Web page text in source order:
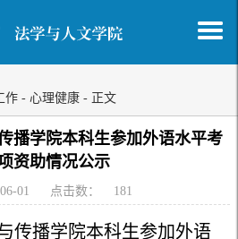
作 - 心理健康 - 正文
播学院本科生参加外语水平考
资助情况公示
01 点击数： 181
传播学院本科生参加外语